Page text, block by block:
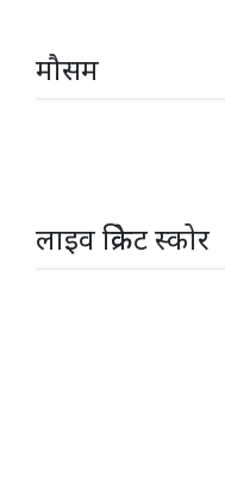
मौसम
लाइव क्रिकेट स्कोर